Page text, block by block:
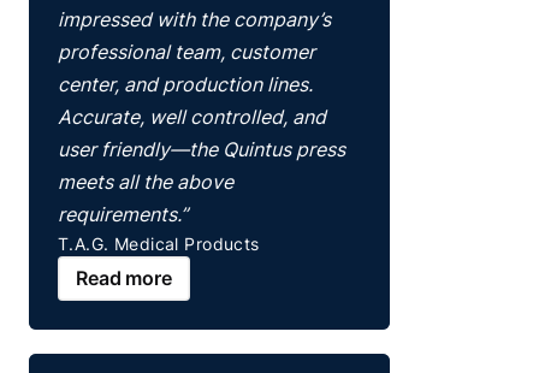
impressed with the company’s
professional team, customer
center, and production lines.
Accurate, well controlled, and
user friendly—the Quintus press
meets all the above
requirements.”
T.A.G. Medical Products
Read more